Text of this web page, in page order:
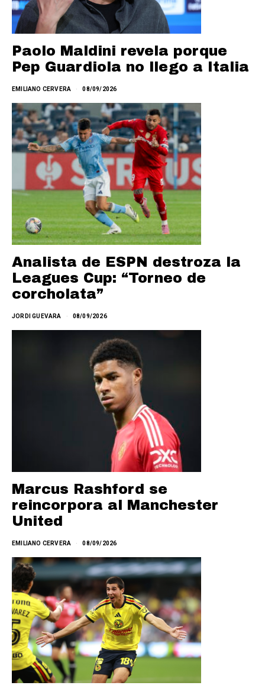
Paolo Maldini revela porque
Pep Guardiola no llego a Italia
EMILIANO CERVERA 08/09/2026
Analista de ESPN destroza la
Leagues Cup: “Torneo de
corcholata”
JORDI GUEVARA 08/09/2026
Marcus Rashford se
reincorpora al Manchester
United
EMILIANO CERVERA 08/09/2026